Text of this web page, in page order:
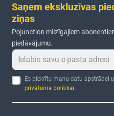
Saņem ekskluzīvas
ziņas
Pojunction milzīgajiem
piedāvājumu.
Es piekrītu manu datu apstrādei
privātuma politikai.